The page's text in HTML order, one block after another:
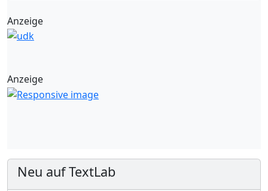
Anzeige
Anzeige
Neu auf TextLab